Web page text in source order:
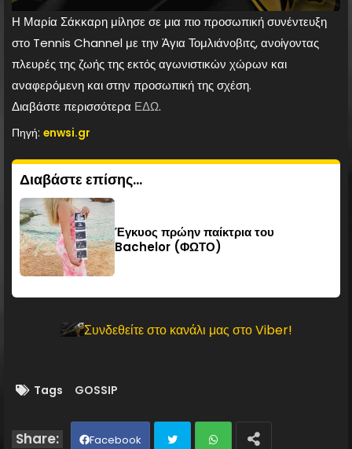
Η Μαρία Σάκκαρη μίλησε σε μια πιο προσωπική συνέντευξη
στο Tennis Channel με την Άγια Τομλιάνοβιτς, ανοίγοντας
πλευρές της ζωής της εκτός αγωνιστικών χώρων και
αναφερόμενη και στην προσωπική της σχέση.
Διαβάστε περισσότερα ΕΔΩ.
Πηγή: enwsi.gr
Διαβάστε επίσης...
Έγκυος πρώην παίκτρια του
Bachelor (ΦΩΤΟ)
Συνδεθείτε στο κανάλι μας στο Viber!
Tags GOSSIP
Facebook